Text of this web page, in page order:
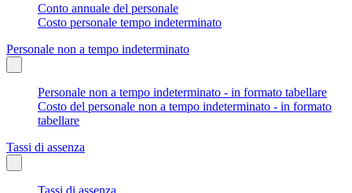
Conto annuale del personale
Costo personale tempo indeterminato
Personale non a tempo indeterminato
Personale non a tempo indeterminato - in formato tabellare
Costo del personale non a tempo indeterminato - in formato
tabellare
Tassi di assenza
Tassi di assenza